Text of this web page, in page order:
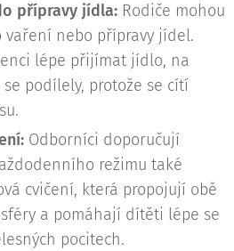
přípravy jídla: Rodiče mohou
nebo přípravy jídel.
lépe přijímat jídlo, na
podílely, protože se cítí
Odborníci doporučují
režimu také
cvičení, která propojují obě
a pomáhají dítěti lépe se
pocitech.